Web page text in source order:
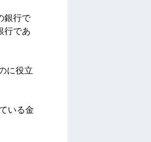
銀行で
行であ
に役立
いる金